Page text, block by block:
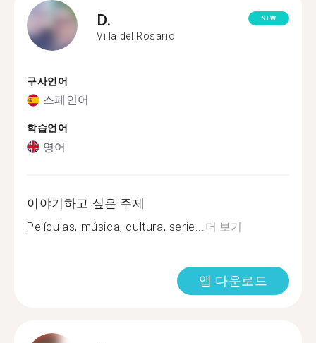
D.
Villa del Rosario
NEW
구사언어
스페인어
학습언어
영어
이야기하고 싶은 주제
Películas, música, cultura, serie... 더 보기
앱 다운로드